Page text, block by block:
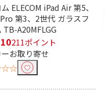
ELECOM iPad Air 第5、
第3、2世代 ガラスフ
TB-A20MFLGG
211ポイント
お取り寄せ